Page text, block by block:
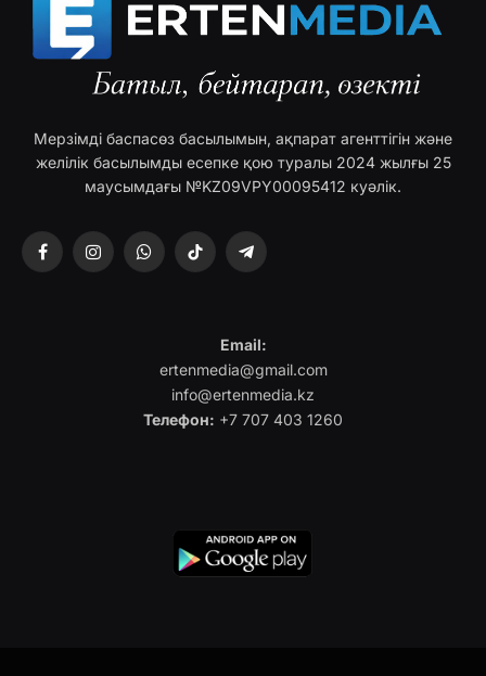
Мерзімді баспасөз басылымын, ақпарат агенттігін және
желілік басылымды есепке қою туралы 2024 жылғы 25
маусымдағы №KZ09VPY00095412 куәлік.
FacebookInstagramWhatsAppTikTok Telegram
Email:
ertenmedia@gmail.com
info@ertenmedia.kz
Телефон: +7 707 403 1260